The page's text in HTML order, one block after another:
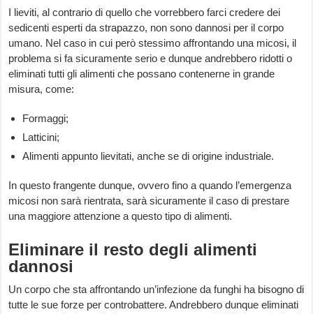
I lieviti, al contrario di quello che vorrebbero farci credere dei
sedicenti esperti da strapazzo, non sono dannosi per il corpo
umano. Nel caso in cui però stessimo affrontando una micosi, il
problema si fa sicuramente serio e dunque andrebbero ridotti o
eliminati tutti gli alimenti che possano contenerne in grande
misura, come:
Formaggi;
Latticini;
Alimenti appunto lievitati, anche se di origine industriale.
In questo frangente dunque, ovvero fino a quando l’emergenza
micosi non sarà rientrata, sarà sicuramente il caso di prestare
una maggiore attenzione a questo tipo di alimenti.
Eliminare il resto degli alimenti
dannosi
Un corpo che sta affrontando un’infezione da funghi ha bisogno di
tutte le sue forze per controbattere. Andrebbero dunque eliminati